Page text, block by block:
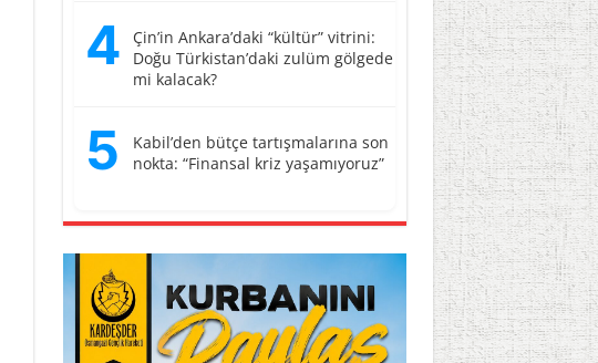
4
Çin’in Ankara’daki “kültür” vitrini:
Doğu Türkistan’daki zulüm gölgede
mi kalacak?
5
Kabil’den bütçe tartışmalarına son
nokta: “Finansal kriz yaşamıyoruz”